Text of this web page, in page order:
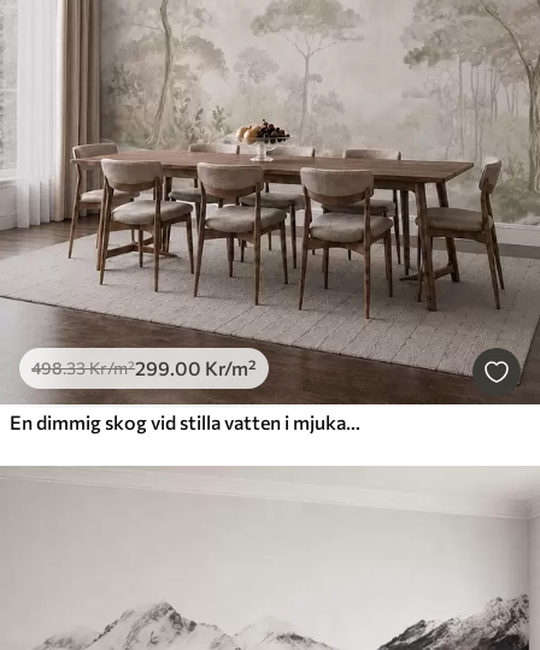
498.33Kr/m²299.00 Kr/m²
En dimmig skog vid stilla vatten i mjuka, naturliga pastellfärger